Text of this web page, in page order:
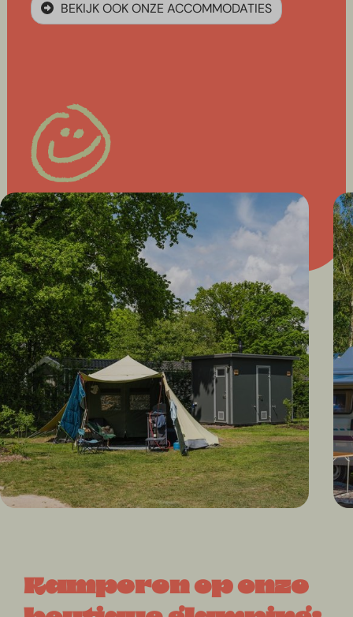
BEKIJK OOK ONZE ACCOMMODATIES
Kamperen op onze